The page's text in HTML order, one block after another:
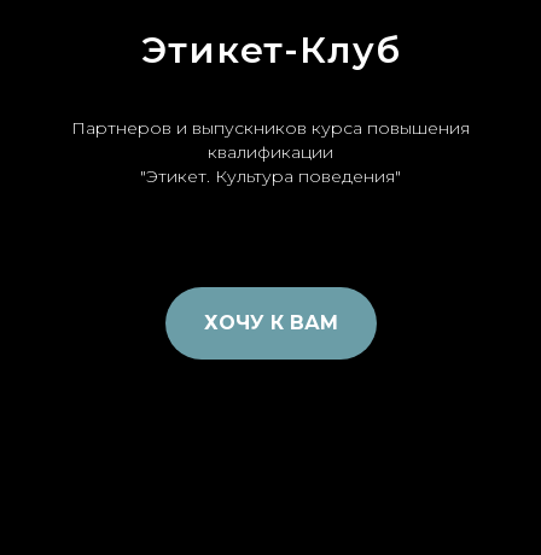
Этикет-Клуб
Партнеров и выпускников курса повышения
квалификации
"Этикет. Культура поведения"
ХОЧУ К ВАМ